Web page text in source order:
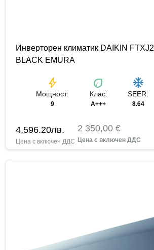
Инверторен климатик DAIKIN
BLACK EMURA
bolt
Мощност:
9
eco
Клас:
A+++
ac_unit
SEER:
8.64
4,596.20лв. 2 350,00 €